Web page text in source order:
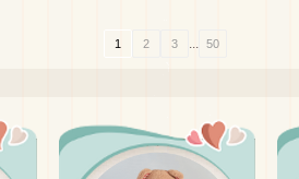
1 2 3 ... 50